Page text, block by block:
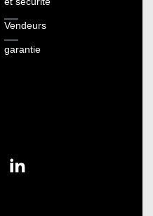
Vendeurs
garantie